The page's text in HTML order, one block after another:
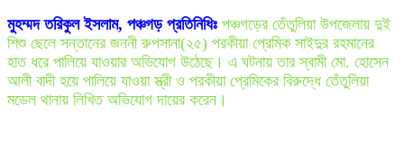
মুহম্মদ তরিকুল ইসলাম, পঞ্চগড় প্রতিনিধিঃ পঞ্চগড়ের তেঁতুলিয়া উপজেলায় দুই
শিশু ছেলে সন্তানের জননী রুপসানা(২৫) পরকীয়া প্রেমিক সাইদুর রহমানের
হাত ধরে পালিয়ে যাওয়ার অভিযোগ উঠেছে। এ ঘটনায় তার স্বামী মো. হোসেন
আলী বাদী হয়ে পালিয়ে যাওয়া স্ত্রী ও পরকীয়া প্রেমিকের বিরুদ্ধে তেঁতুলিয়া
মডেল থানায় লিখিত অভিযোগ দায়ের করেন।